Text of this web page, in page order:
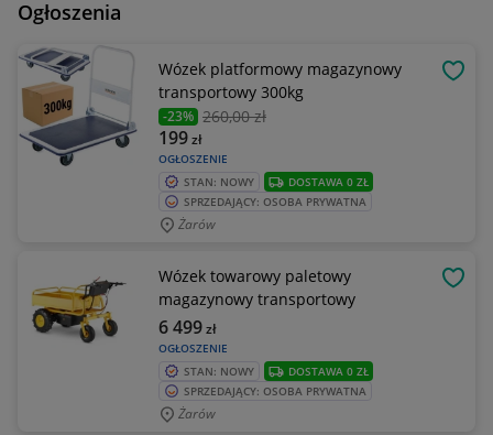
Ogłoszenia
Wózek platformowy magazynowy
transportowy 300kg
-23% 260,00 zł
OGŁOSZENIE
199zł
STAN: NOWY
DOSTAWA 0 ZŁ
SPRZEDAJĄCY: OSOBA PRYWATNA
Żarów
Wózek towarowy paletowy
magazynowy transportowy
OGŁOSZENIE
6 499zł
STAN: NOWY
DOSTAWA 0 ZŁ
SPRZEDAJĄCY: OSOBA PRYWATNA
Żarów